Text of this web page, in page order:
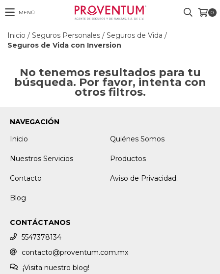
MENÚ 0
Inicio / Seguros Personales / Seguros de Vida /
Seguros de Vida con Inversion
No tenemos resultados para tu
búsqueda. Por favor, intenta con
otros filtros.
NAVEGACIÓN
Inicio
Quiénes Somos
Nuestros Servicios Productos
Contacto Aviso de Privacidad.
Blog
CONTÁCTANOS
5547378134
contacto@proventum.com.mx
¡Visita nuestro blog!